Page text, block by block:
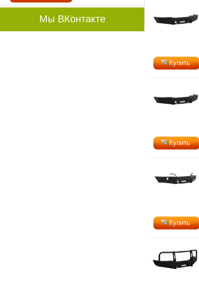
Мы ВКонтакте
Купить
Купить
Купить